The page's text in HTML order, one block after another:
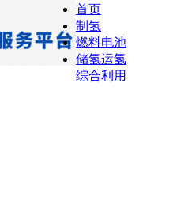
首页
制氢
燃料电池
储氢运氢
综合利用